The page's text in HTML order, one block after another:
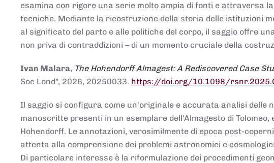
esamina con rigore una serie molto ampia di fonti e attraversa
tecniche. Mediante la ricostruzione della storia delle istituzioni
al significato del parto e alle politiche del corpo, il saggio offre
non priva di contraddizioni – di un momento cruciale della
Ivan Malara, The Hohendorff Almagest: A Rediscovered Case
Soc Lond", 2026, 20250033. https://doi.org/10.1098/
Il saggio si configura come un'originale e accurata analisi delle
manoscritte presenti in un esemplare dell'Almagesto di
Hohendorff. Le annotazioni, verosimilmente di epoca post-
attenta alla comprensione dei problemi astronomici e
Di particolare interesse è la riformulazione dei procedimenti